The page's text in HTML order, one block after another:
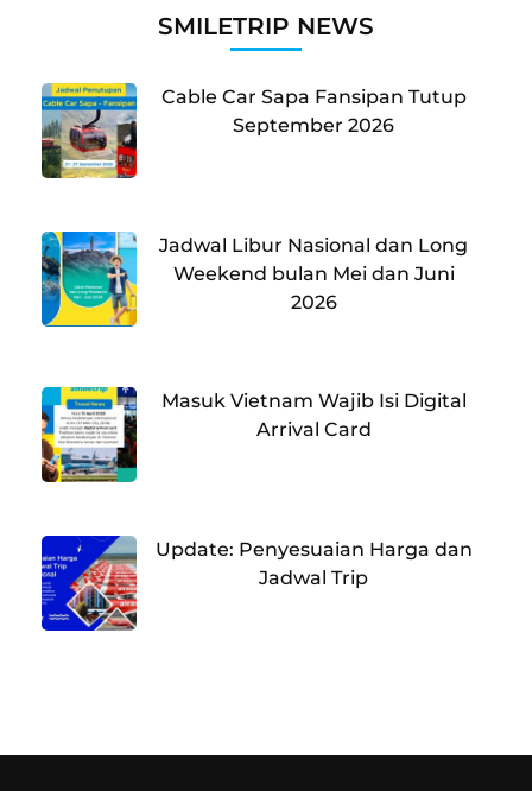
SMILETRIP NEWS
Cable Car Sapa Fansipan Tutup
September 2026
Jadwal Libur Nasional dan Long
Weekend bulan Mei dan Juni
2026
Masuk Vietnam Wajib Isi Digital
Arrival Card
Update: Penyesuaian Harga dan
Jadwal Trip